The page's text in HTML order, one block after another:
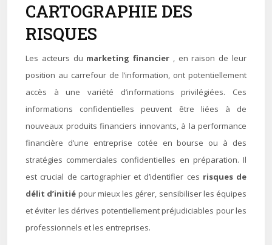
CARTOGRAPHIE DES
RISQUES
Les acteurs du marketing financier , en raison de leur
position au carrefour de l’information, ont potentiellement
accès à une variété d’informations privilégiées. Ces
informations confidentielles peuvent être liées à de
nouveaux produits financiers innovants, à la performance
financière d’une entreprise cotée en bourse ou à des
stratégies commerciales confidentielles en préparation. Il
est crucial de cartographier et d’identifier ces risques de
délit d’initié pour mieux les gérer, sensibiliser les équipes
et éviter les dérives potentiellement préjudiciables pour les
professionnels et les entreprises.